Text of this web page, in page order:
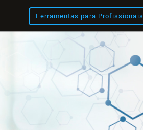
Ferramentas para Profissionais